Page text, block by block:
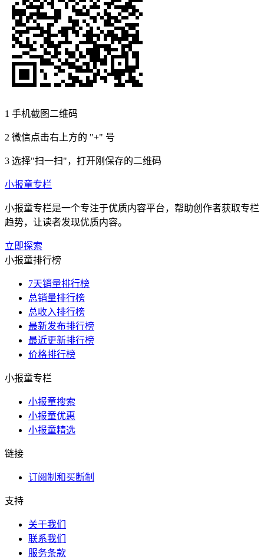
1 手机截图二维码
2 微信点击右上方的 "+" 号
3 选择"扫一扫"，打开刚保存的二维码
小报童专栏
小报童专栏是一个专注于优质内容平台，帮助创作者获取专栏
趋势，让读者发现优质内容。
立即探索
小报童排行榜
7天销量排行榜
总销量排行榜
总收入排行榜
最新发布排行榜
最近更新排行榜
价格排行榜
小报童专栏
小报童搜索
小报童优惠
小报童精选
链接
订阅制和买断制
支持
关于我们
联系我们
服务条款